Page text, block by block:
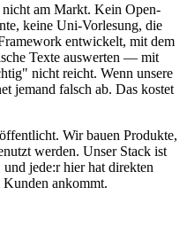
am Markt. Kein Open-
keine Uni-Vorlesung, die
entwickelt, mit dem
Texte auswerten — mit
nicht reicht. Wenn unsere
jemand falsch ab. Das kostet
Wir bauen Produkte,
werden. Unser Stack ist
jede:r hier hat direkten
Kunden ankommt.